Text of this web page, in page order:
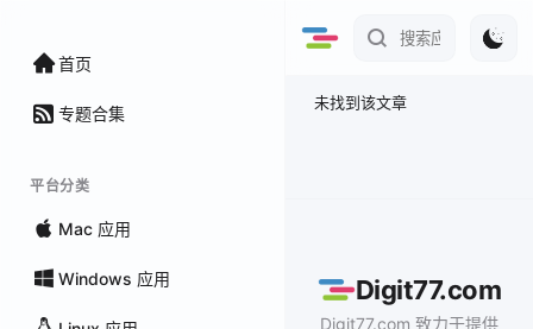
首页
专题合集
平台分类
Mac 应用
Windows 应用
未找到该文章
Digit77.com
Digit77.com 致力于提供